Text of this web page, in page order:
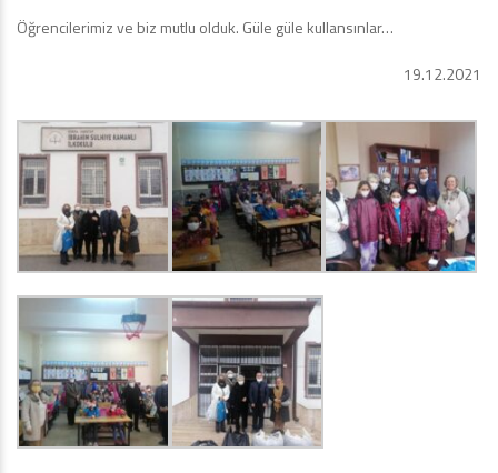
Öğrencilerimiz ve biz mutlu olduk. Güle güle kullansınlar…
19.12.2021